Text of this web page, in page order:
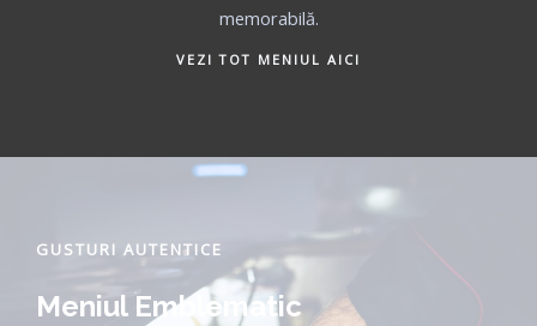
memorabilă.
VEZI TOT MENIUL AICI
GUSTURI AUTENTICE
Meniul Emblematic